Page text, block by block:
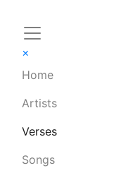
×
Home
Artists
Verses
Songs